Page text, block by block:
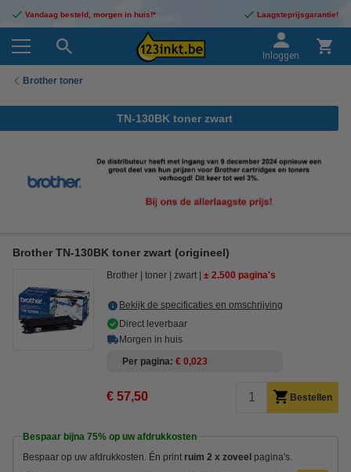
Vandaag besteld, morgen in huis!* Laagsteprijsgarantie!
Inloggen
Brother toner
TN-130BK toner zwart
Brother TN-130BK toner zwart (origineel)
Brother toner zwart ± 2.500 pagina's
Bekijk de specificaties en omschrijving
Direct leverbaar
Morgen in huis
Per pagina € 0,023
€ 57,50 Bestellen
Bespaar bijna 75% op uw afdrukkosten
Bespaar op uw afdrukkosten. Én print ruim 2 x zoveel pagina's.